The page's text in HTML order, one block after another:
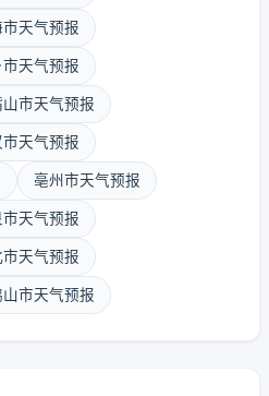
天气预报
天气预报
市天气预报
天气预报
亳州市天气预报
天气预报
天气预报
市天气预报